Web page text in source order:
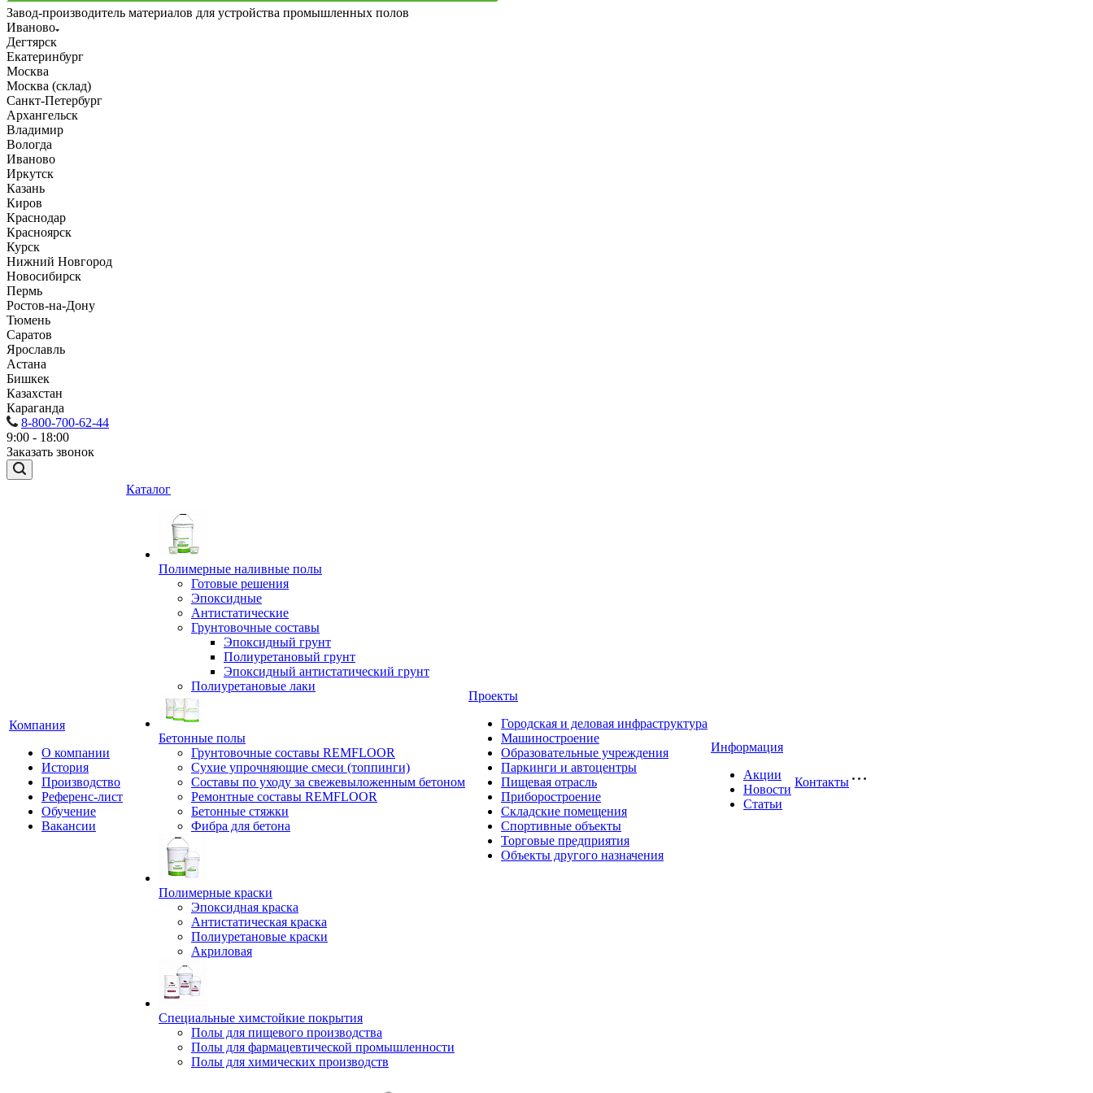
Завод-производитель материалов для устройства промышленных полов
Иваново
Дегтярск
Екатеринбург
Москва
Москва (склад)
Санкт-Петербург
Архангельск
Владимир
Вологда
Иваново
Иркутск
Казань
Киров
Краснодар
Красноярск
Курск
Нижний Новгород
Новосибирск
Пермь
Ростов-на-Дону
Тюмень
Саратов
Ярославль
Астана
Бишкек
Казахстан
Караганда
8-800-700-62-44
9:00 - 18:00
Заказать звонок
Компания
О компании
История
Производство
Референс-лист
Обучение
Вакансии
Каталог
Полимерные наливные полы
Готовые решения
Эпоксидные
Антистатические
Грунтовочные составы
Эпоксидный грунт
Полиуретановый грунт
Эпоксидный антистатический грунт
Полиуретановые лаки
Бетонные полы
Грунтовочные составы REMFLOOR
Сухие упрочняющие смеси (топпинги)
Составы по уходу за свежевыложенным бетоном
Ремонтные составы REMFLOOR
Бетонные стяжки
Фибра для бетона
Полимерные краски
Эпоксидная краска
Антистатическая краска
Полиуретановые краски
Акриловая
Специальные химстойкие покрытия
Полы для пищевого производства
Полы для фармацевтической промышленности
Полы для химических производств
Проекты
Городская и деловая инфраструктура
Машиностроение
Образовательные учреждения
Паркинги и автоцентры
Пищевая отрасль
Приборостроение
Складские помещения
Спортивные объекты
Торговые предприятия
Объекты другого назначения
Информация
Акции
Новости
Статьи
Контакты